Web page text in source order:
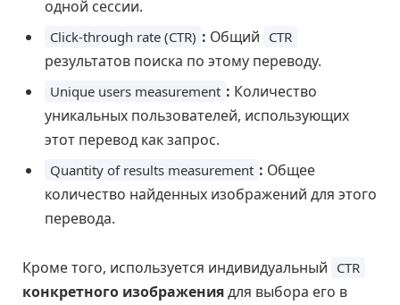
одной сессии.
Click-through rate (CTR) : Общий CTR
результатов поиска по этому переводу.
Unique users measurement : Количество
уникальных пользователей, использующих
этот перевод как запрос.
Quantity of results measurement : Общее
количество найденных изображений для этого
перевода.
Кроме того, используется индивидуальный CTR
конкретного изображениядля выбора его в